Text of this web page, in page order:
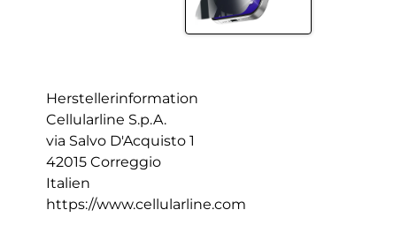
Herstellerinformation
Cellularline S.p.A.
via Salvo D'Acquisto 1
42015 Correggio
Italien
https://www.cellularline.com